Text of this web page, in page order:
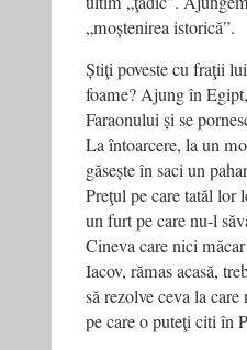
„moștenirea istorică”.
Știţi poveste cu fraţii
foame? Ajung în
Faraonului și se
La întoarcere, la un
găsește în saci un
Preţul pe care tatăl lor
un furt pe care nu-l
Cineva care nici
Iacov, rămas acasă,
să rezolve ceva la
pe care o puteţi citi în